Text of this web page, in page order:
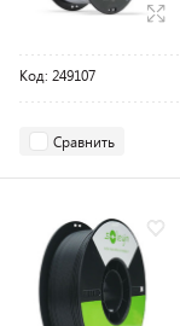
Код: 249107
Сравнить